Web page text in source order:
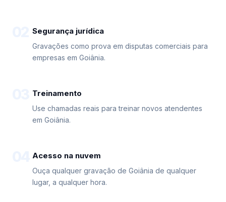
Segurança jurídica
Gravações como prova em disputas comerciais para
empresas em Goiânia.
Treinamento
Use chamadas reais para treinar novos atendentes
em Goiânia.
Acesso na nuvem
Ouça qualquer gravação de Goiânia de qualquer
lugar, a qualquer hora.